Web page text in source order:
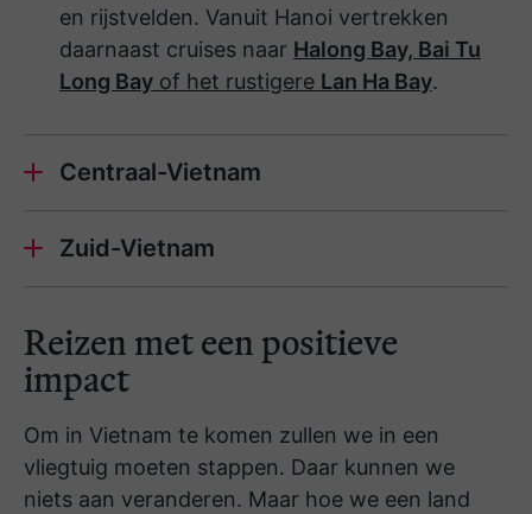
en rijstvelden. Vanuit Hanoi vertrekken
daarnaast cruises naar Halong Bay, Bai Tu
Long Bay of het rustigere Lan Ha Bay.
Centraal-Vietnam
An
bijzondere activiteiten in
Hoi An
Hai Van
Zuid-Vietnam
City
Reizen met een positieve
impact
Om in Vietnam te komen zullen we in een
vliegtuig moeten stappen. Daar kunnen we
niets aan veranderen. Maar hoe we een land